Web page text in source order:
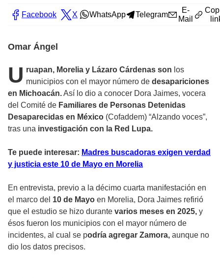
Facebook X WhatsApp Telegram
E-
Mail
Omar Ángel
U ruapan, Morelia y Lázaro Cárdenas son los
municipios con el mayor número de desapariciones
en Michoacán.Así lo dio a conocer Dora Jaimes, vocera
del Comité de Familiares de Personas Detenidas
Desaparecidas en México (Cofaddem) “Alzando voces”,
tras una investigación con la Red Lupa.
Te puede interesar: Madres buscadoras exigen verdad
y justicia este 10 de Mayo en Morelia
En entrevista, previo a la décimo cuarta manifestación en
el marco del 10 de Mayo en Morelia, Dora Jaimes refirió
que el estudio se hizo durante varios meses en 2025, y
ésos fueron los municipios con el mayor número de
incidentes, al cual se podría agregar Zamora, aunque no
dio los datos precisos.